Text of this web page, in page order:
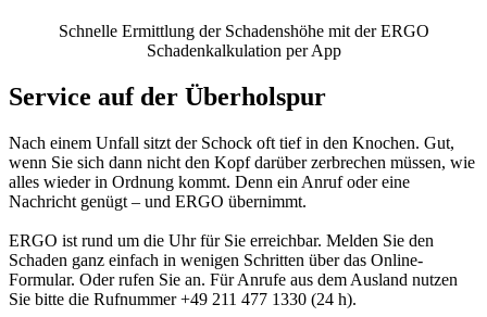
Schnelle Ermittlung der Schadenshöhe mit der ERGO
Schadenkalkulation per App
Service auf der Überholspur
Nach einem Unfall sitzt der Schock oft tief in den Knochen. Gut,
wenn Sie sich dann nicht den Kopf darüber zerbrechen müssen, wie
alles wieder in Ordnung kommt. Denn ein Anruf oder eine
Nachricht genügt – und ERGO übernimmt.
ERGO ist rund um die Uhr für Sie erreichbar. Melden Sie den
Schaden ganz einfach in wenigen Schritten über das Online-
Formular. Oder rufen Sie an. Für Anrufe aus dem Ausland nutzen
Sie bitte die Rufnummer +49 211 477 1330 (24 h).